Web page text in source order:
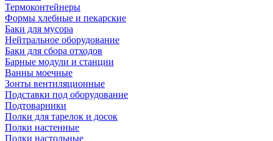
Термоконтейнеры
Формы хлебные и пекарские
Баки для мусора
Нейтральное оборудование
Баки для сбора отходов
Барные модули и станции
Ванны моечные
Зонты вентиляционные
Подставки под оборудование
Подтоварники
Полки для тарелок и досок
Полки настенные
Полки настольные